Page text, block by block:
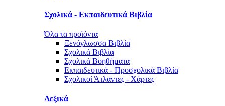
Σχολικά - Εκπαιδευτικά Βιβλία
Όλα τα προϊόντα
Ξενόγλωσσα Βιβλία
Σχολικά Βιβλία
Σχολικά Βοηθήματα
Εκπαιδευτικά - Προσχολικά Βιβλία
Σχολικοί Άτλαντες - Χάρτες
Λεξικά